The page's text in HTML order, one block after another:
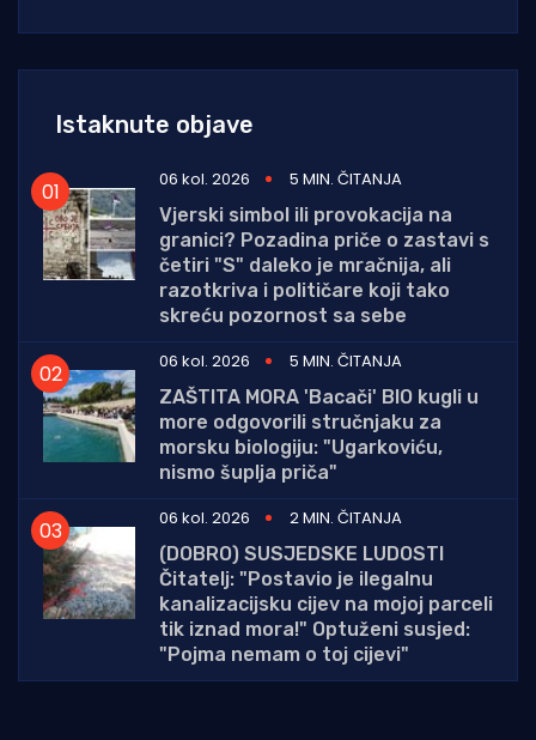
Istaknute objave
06 kol. 2026
5 MIN. ČITANJA
Vjerski simbol ili provokacija na
granici? Pozadina priče o zastavi s
četiri "S" daleko je mračnija, ali
razotkriva i političare koji tako
skreću pozornost sa sebe
06 kol. 2026
5 MIN. ČITANJA
ZAŠTITA MORA 'Bacači' BIO kugli u
more odgovorili stručnjaku za
morsku biologiju: "Ugarkoviću,
nismo šuplja priča"
06 kol. 2026
2 MIN. ČITANJA
(DOBRO) SUSJEDSKE LUDOSTI
Čitatelj: "Postavio je ilegalnu
kanalizacijsku cijev na mojoj parceli
tik iznad mora!" Optuženi susjed:
"Pojma nemam o toj cijevi"